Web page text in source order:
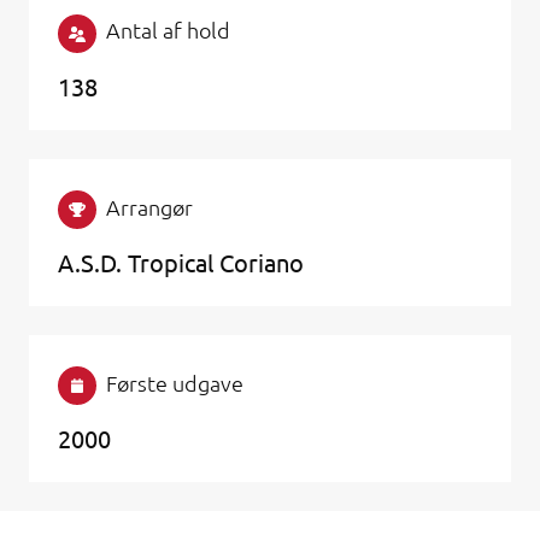
Antal af hold
138
Arrangør
A.S.D. Tropical Coriano
Første udgave
2000